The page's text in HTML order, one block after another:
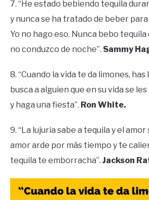
7. “He estado bebiendo tequila
y nunca se ha tratado de beber
Yo no hago eso. Nunca bebo tequila
no conduzco de noche”. Sammy
8. “Cuando la vida te da limones,
busca a alguien que en su vida se
y haga una fiesta”. Ron White.
9. “La lujuria sabe a tequila y el amor
amor arde por más tiempo y te
tequila te emborracha”. Jackson